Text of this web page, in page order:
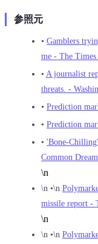
参照元
• Gamblers
me - The Times
• A journalist
threats. -
• Prediction
• Prediction
• 'Bone-
Common
\n
\n •\n
missile report -
\n
\n •\n